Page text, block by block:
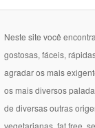
Neste site você
gostosas, fáceis,
agradar os mais
os mais diversos
de diversas outras
vegetarianas, fat free,